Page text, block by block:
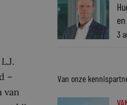
–
van
3
Van onze